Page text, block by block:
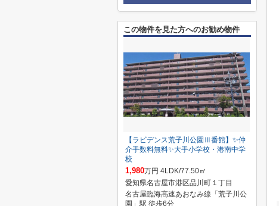
この物件を見た方へのお勧め物件
【ラビデンス荒子川公園Ⅲ番館】✨️仲
介手数料無料✨️大手小学校・港南中学
校
1,980万円 4LDK/77.50㎡
愛知県名古屋市港区品川町１丁目
名古屋臨海高速あおなみ線「荒子川公
園」駅 徒歩6分